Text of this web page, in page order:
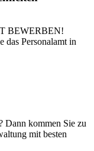
BEWERBEN!
das Personalamt in
Dann kommen Sie zu
mit besten